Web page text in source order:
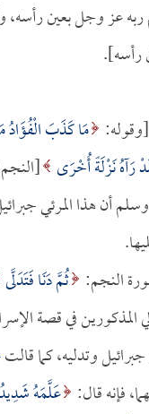
عز وجل بعين رأسه،
رأسه].
مَا كَذَبَ الْفُؤَادُ
رَآهُ نَزْلَةً أُخْرَى
أن هذا المرئي
النجم: ثُمَّ دَنَا فَتَدَلَّى
المذكورين في قصة
وتدليه، كما قالت
فإنه قال: عَلَّمَهُ